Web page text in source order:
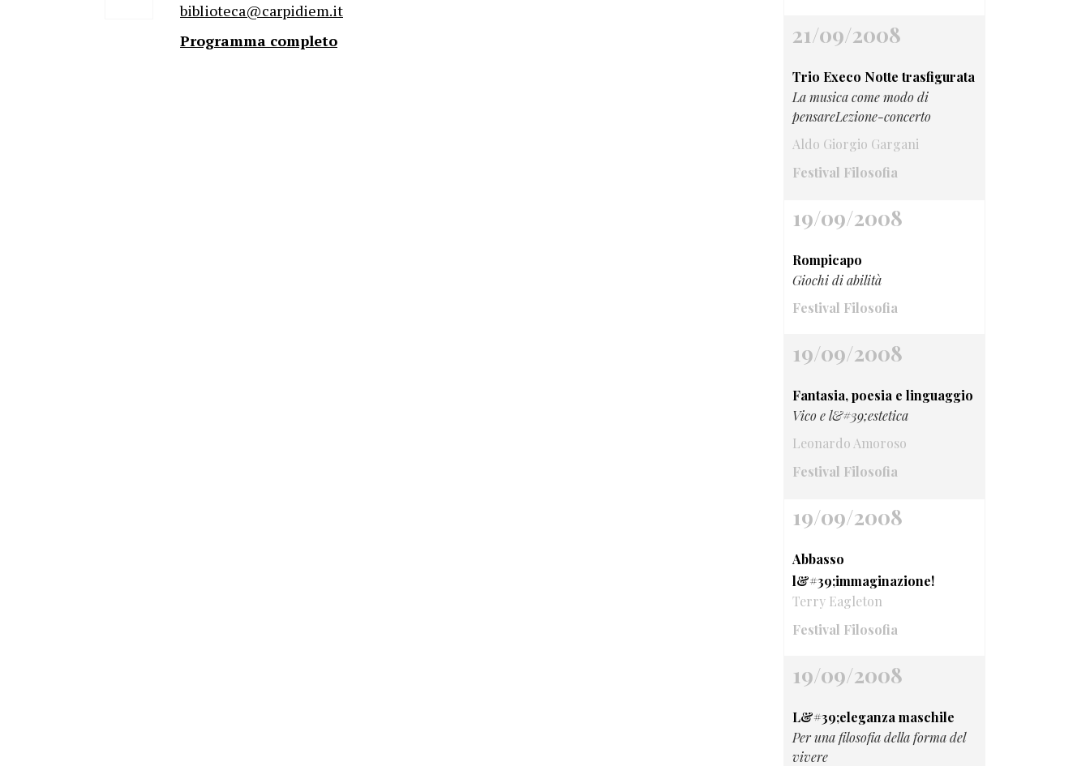
biblioteca@carpidiem.it
Programma completo
21/09/2008
Trio Execo Notte trasfigurata
La musica come modo di
pensareLezione-concerto
Aldo Giorgio Gargani
Festival Filosofia
19/09/2008
Rompicapo
Giochi di abilità
Festival Filosofia
19/09/2008
Fantasia, poesia e linguaggio
Vico e l&#39;estetica
Leonardo Amoroso
Festival Filosofia
19/09/2008
Abbasso
l&#39;immaginazione!
Terry Eagleton
Festival Filosofia
19/09/2008
L&#39;eleganza maschile
Per una filosofia della forma del
vivere